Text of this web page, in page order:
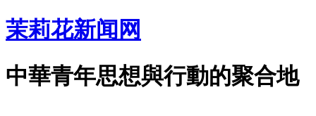
茉莉花新闻网
中華青年思想與行動的聚合地